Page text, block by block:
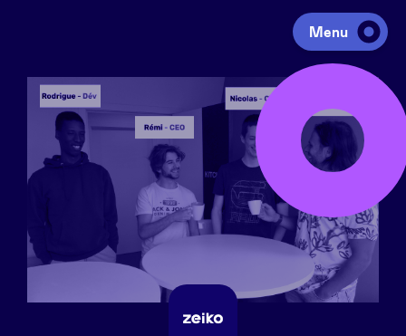
Menu
Investir
Lever des fonds
Portfolio
Agenda